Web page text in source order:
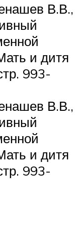
В.В.,
и дитя
993-
В.В.,
и дитя
993-